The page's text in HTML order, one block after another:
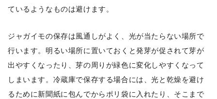
ているようなものは避けます。
ジャガイモの保存は風通しがよく、光が当たらない場所で
行います。明るい場所に置いておくと発芽が促されて芽が
出やすくなったり、芽の周りが緑色に変化しやすくなって
しまいます。冷蔵庫で保存する場合には、光と乾燥を避け
るために新聞紙に包んでからポリ袋に入れたり、そこまで